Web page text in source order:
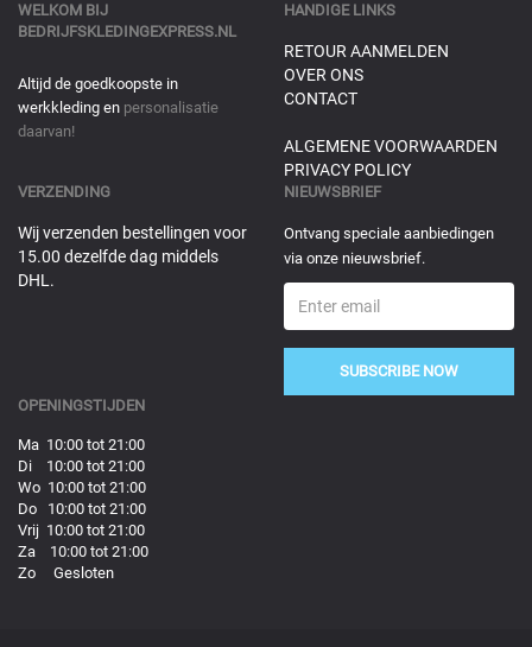
WELKOM BIJ
BEDRIJFSKLEDINGEXPRESS.NL
Altijd de goedkoopste in
werkkleding en personalisatie
daarvan!
HANDIGE LINKS
RETOUR AANMELDEN
OVER ONS
CONTACT
ALGEMENE VOORWAARDEN
PRIVACY POLICY
VERZENDING
Wij verzenden bestellingen voor
15.00 dezelfde dag middels
DHL.
NIEUWSBRIEF
Ontvang speciale aanbiedingen
via onze nieuwsbrief.
SUBSCRIBE NOW
OPENINGSTIJDEN
Ma 10:00 tot 21:00
Di 10:00 tot 21:00
Wo 10:00 tot 21:00
Do 10:00 tot 21:00
Vrij 10:00 tot 21:00
Za 10:00 tot 21:00
Zo Gesloten